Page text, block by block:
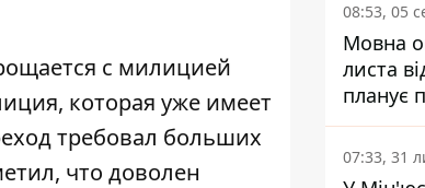
с милицией
которая уже имеет
требовал больших
что доволен
08:53, 05
Мовна
листа
планує
07:33, 31